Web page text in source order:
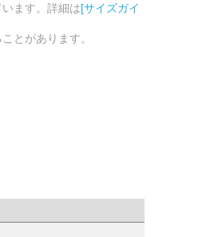
ます。詳細は[サイズガイ
とがあります。